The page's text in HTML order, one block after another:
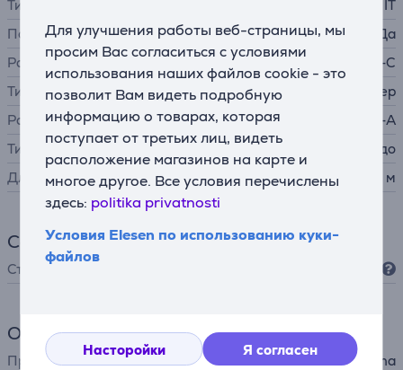
Для улучшения работы веб-страницы, мы
просим Вас согласиться с условиями
использования наших файлов cookie - это
позволит Вам видеть подробную
информацию о товарах, которая
поступает от третьих лиц, видеть
расположение магазинов на карте и
многое другое. Все условия перечислены
здесь: politika privatnosti
Условия Elesen по использованию куки-
файлов
Насторойки Я согласен
Тип кабеля / адаптера
IT
Позолоченные контакты
Да
Разъем A
USB-C
Тип коннектора А
штекер
Разъем B
USB-A
Тип коннектора B
гнездо
Длина
0,15 м
Соединение
Стандарт USB
Общий параметр
Производитель
Hama